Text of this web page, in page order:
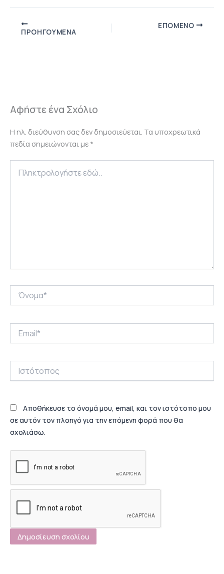
ΠΡΟΗΓΟΎΜΕΝΑ
ΕΠΌΜΕΝΟ
Αφήστε ένα Σχόλιο
Η ηλ. διεύθυνση σας δεν δημοσιεύεται. Τα υποχρεωτικά
πεδία σημειώνονται με *
εδώ..
Ιστότοπος
Αποθήκευσε το όνομά μου, email, και τον ιστότοπο μου
σε αυτόν τον πλοηγό για την επόμενη φορά που θα
σχολιάσω.